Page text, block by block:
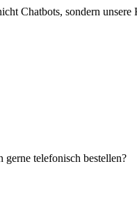
Chatbots, sondern
gerne telefonisch bestellen?